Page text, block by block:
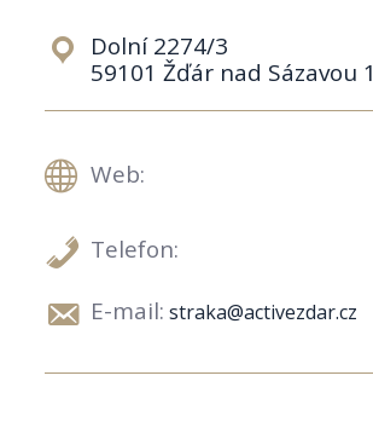
Dolní 2274/3
59101 Žďár nad Sázavou 1
Web:
Telefon:
E-mail: straka@activezdar.cz